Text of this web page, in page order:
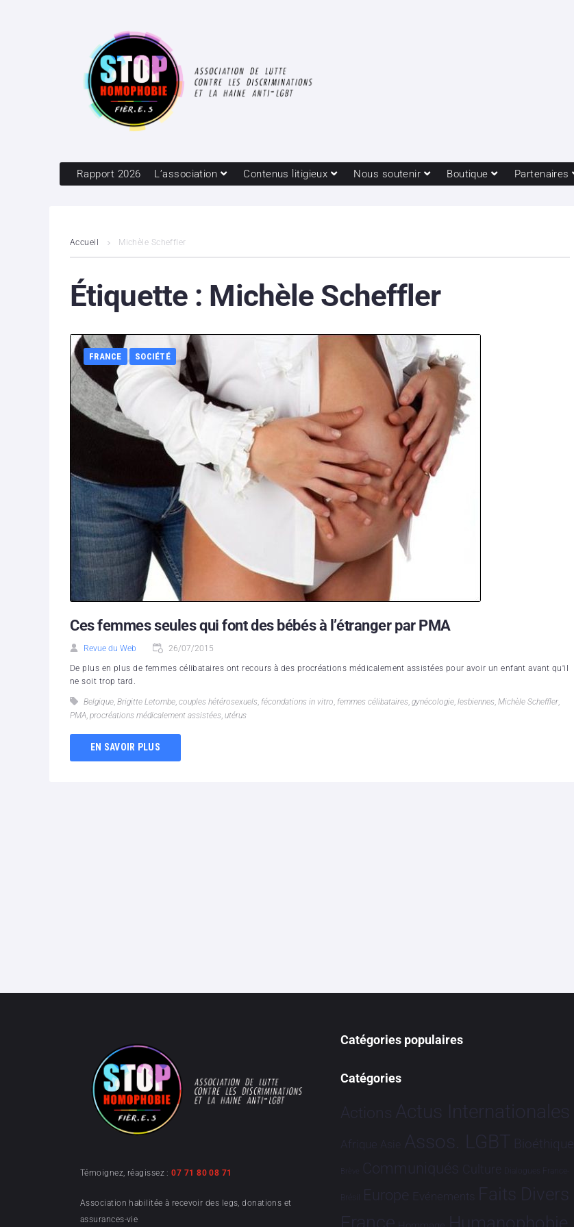
Rapport 2026 L’association Contenus litigieux Nous soutenir Boutique Partenaires
Accueil Michèle Scheffler
Étiquette : Michèle Scheffler
FRANCE SOCIÉTÉ
Ces femmes seules qui font des bébés à l’étranger par PMA
Revue du Web 26/07/2015
De plus en plus de femmes célibataires ont recours à des procréations médicalement assistées pour avoir un enfant avant qu'il
ne soit trop tard.
Belgique, Brigitte Letombe, couples hétérosexuels, fécondations in vitro, femmes célibataires, gynécologie, lesbiennes, Michèle Scheffler,
PMA, procréations médicalement assistées, utérus
EN SAVOIR PLUS
Témoignez, réagissez :07 71 80 08 71
Association habilitée à recevoir des legs, donations et
assurances-vie
Catégories populaires
Catégories
Actions Actus Internationales
Afrique Asie Assos. LGBT Bioéthique
Brève Communiqués Culture Dialogues France-
Brésil Europe Evénements Faits Divers
Humanophobie